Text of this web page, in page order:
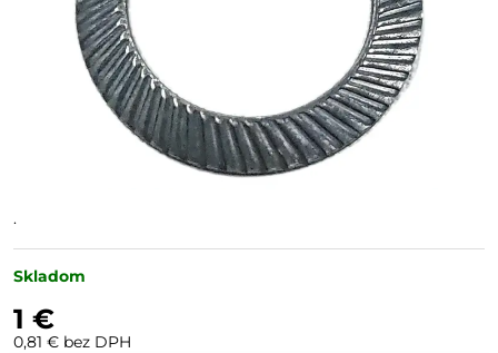
.
Skladom
1 €
0,81 € bez DPH